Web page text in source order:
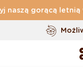
naszą gorącą
Darmowa